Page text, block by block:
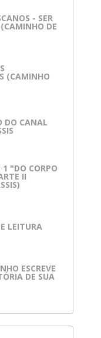
- SER
DE
(CAMINHO
DO CANAL
"DO CORPO
II
LEITURA
ESCREVE
DE SUA